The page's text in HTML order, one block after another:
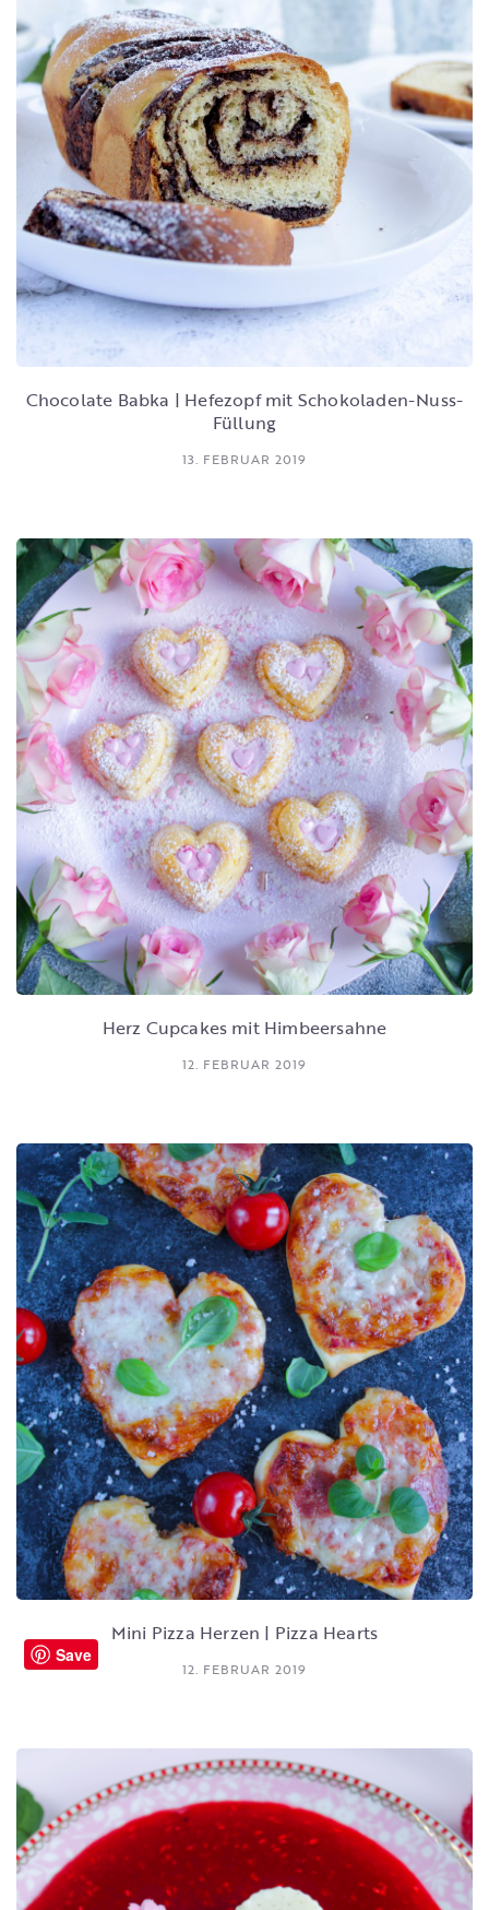
Chocolate Babka | Hefezopf mit Schokoladen-Nuss-
Füllung
13. FEBRUAR 2019
Herz Cupcakes mit Himbeersahne
12. FEBRUAR 2019
Mini Pizza Herzen | Pizza Hearts
12. FEBRUAR 2019
Save